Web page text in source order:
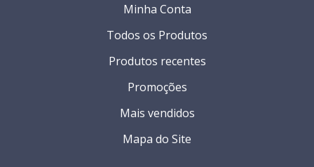
Minha Conta
Todos os Produtos
Produtos recentes
Promoções
Mais vendidos
Mapa do Site